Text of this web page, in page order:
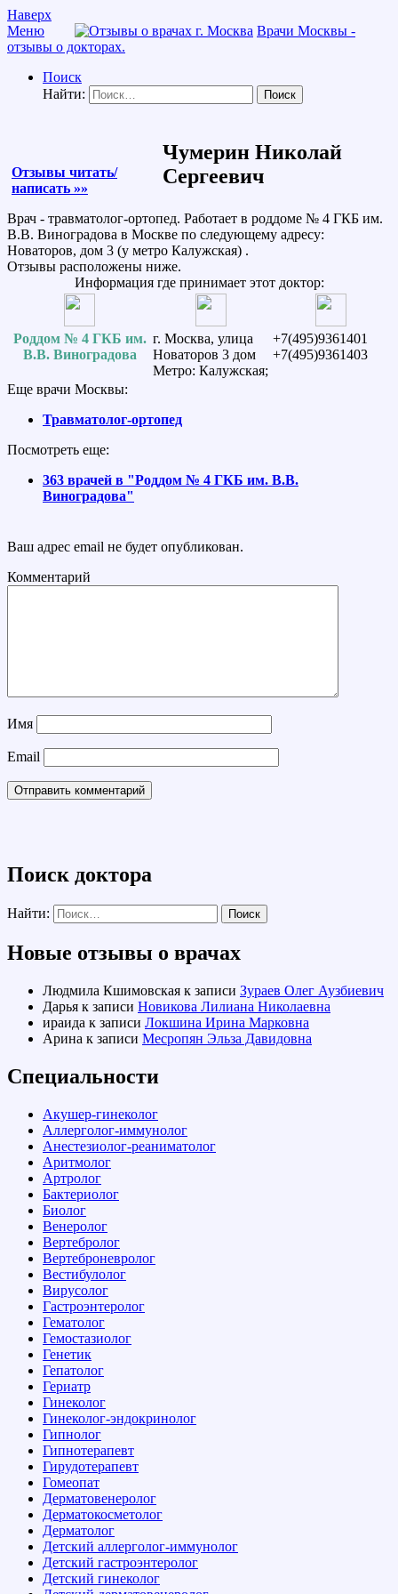
Наверх
Меню
Врачи Москвы -
отзывы о докторах.
Поиск
Найти:
Отзывы читать/
написать »»
Чумерин Николай
Сергеевич
Врач - травматолог-ортопед. Работает в роддоме № 4 ГКБ им.
В.В. Виноградова в Москве по следующему адресу:
Новаторов, дом 3 (у метро Калужская) .
Отзывы расположены ниже.
Информация где принимает этот доктор:
Роддом № 4 ГКБ им.
В.В. Виноградова
г. Москва, улица
Новаторов 3 дом
Метро: Калужская;
+7(495)9361401
+7(495)9361403
Еще врачи Москвы:
Травматолог-ортопед
Посмотреть еще:
363 врачей в "Роддом № 4 ГКБ им. В.В.
Виноградова"
Ваш адрес email не будет опубликован.
Комментарий
Имя
Email
Поиск доктора
Найти:
Новые отзывы о врачах
Людмила Кшимовская к записи Зураев Олег Аузбиевич
Дарья к записи Новикова Лилиана Николаевна
ираида к записи Локшина Ирина Марковна
Арина к записи Месропян Эльза Давидовна
Специальности
Акушер-гинеколог
Аллерголог-иммунолог
Анестезиолог-реаниматолог
Аритмолог
Артролог
Бактериолог
Биолог
Венеролог
Вертебролог
Вертеброневролог
Вестибулолог
Вирусолог
Гастроэнтеролог
Гематолог
Гемостазиолог
Генетик
Гепатолог
Гериатр
Гинеколог
Гинеколог-эндокринолог
Гипнолог
Гипнотерапевт
Гирудотерапевт
Гомеопат
Дерматовенеролог
Дерматокосметолог
Дерматолог
Детский аллерголог-иммунолог
Детский гастроэнтеролог
Детский гинеколог